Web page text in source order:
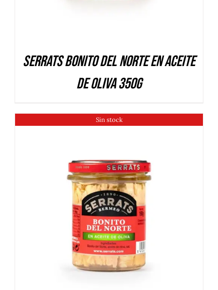
Serrats Bonito del Norte en aceite
de oliva 350g
Sin stock
DETALLES